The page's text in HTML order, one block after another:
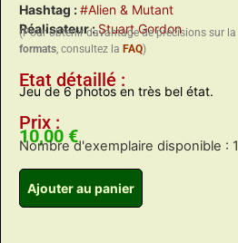
Hashtag :#Alien & Mutant
Réalisateur :Stuart Gordon
(Pour obtenir davantage de précisions sur la
formats, consultez la FAQ)
Etat détaillé :
Jeu de 6 photos en très bel état.
Prix :
10,00 €
Nombre d'exemplaire disponible : 1
Ajouter au panier